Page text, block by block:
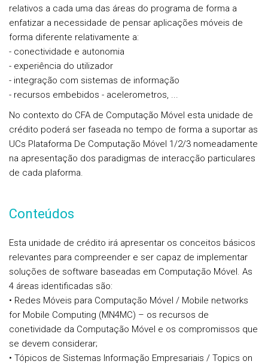
relativos a cada uma das áreas do programa de forma a
enfatizar a necessidade de pensar aplicações móveis de
forma diferente relativamente a:
- conectividade e autonomia
- experiência do utilizador
- integração com sistemas de informação
- recursos embebidos - acelerometros, ...
No contexto do CFA de Computação Móvel esta unidade de
crédito poderá ser faseada no tempo de forma a suportar as
UCs Plataforma De Computação Móvel 1/2/3 nomeadamente
na apresentação dos paradigmas de interacção particulares
de cada plaforma.
Conteúdos
Esta unidade de crédito irá apresentar os conceitos básicos
relevantes para compreender e ser capaz de implementar
soluções de software baseadas em Computação Móvel. As
4 áreas identificadas são:
• Redes Móveis para Computação Móvel / Mobile networks
for Mobile Computing (MN4MC) – os recursos de
conetividade da Computação Móvel e os compromissos que
se devem considerar;
• Tópicos de Sistemas Informação Empresariais / Topics on